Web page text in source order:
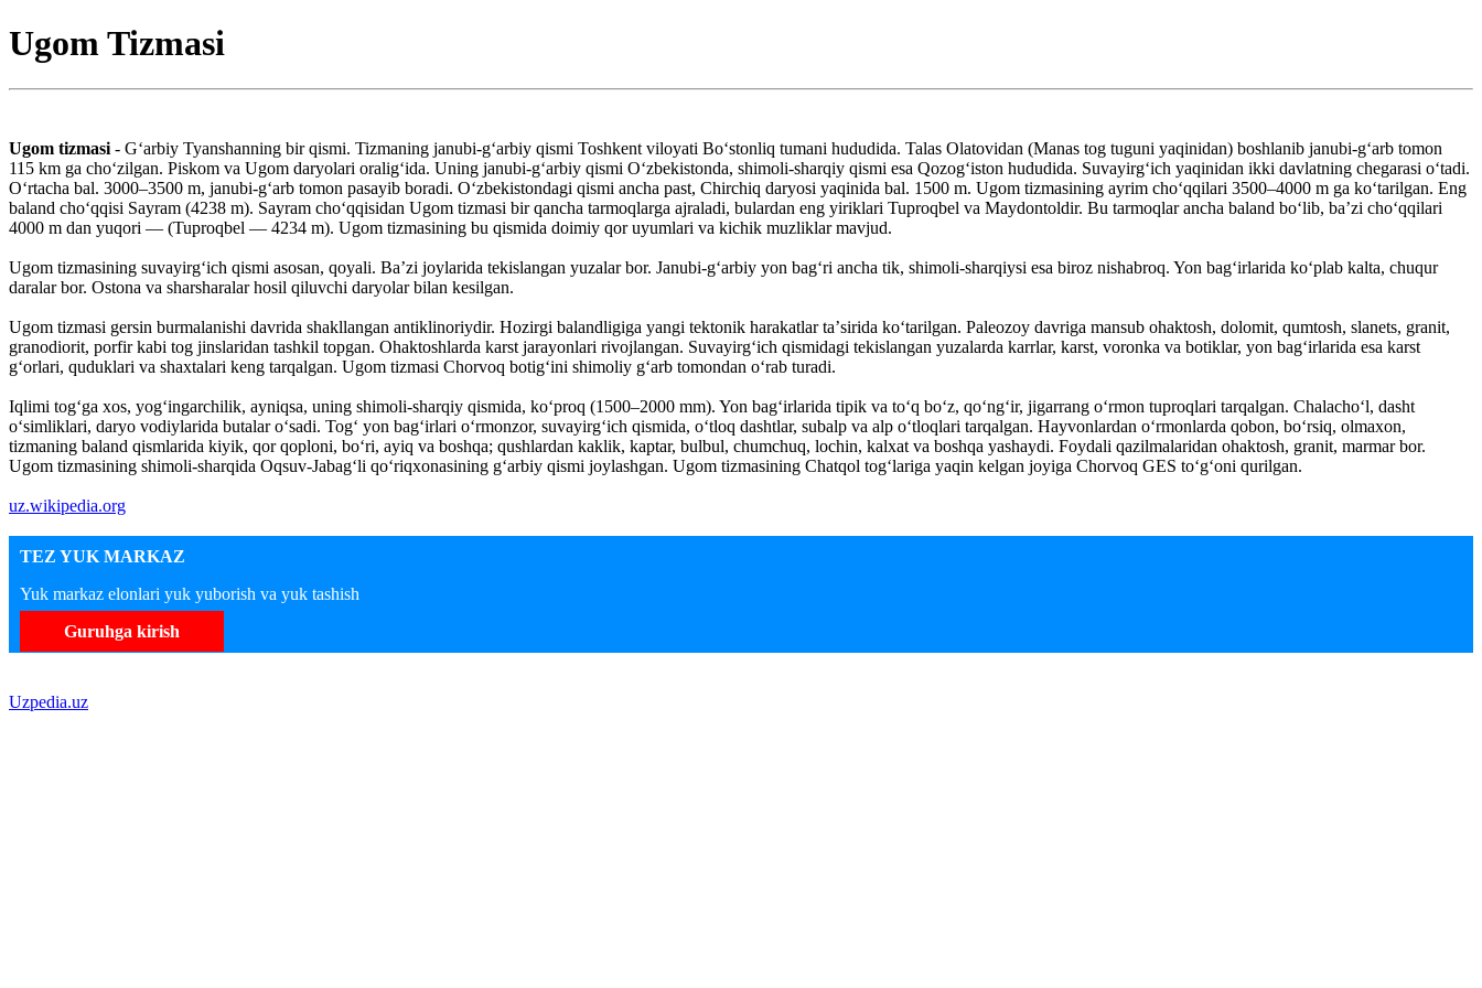
Ugom Tizmasi
Ugom tizmasi - Gʻarbiy Tyanshanning bir qismi. Tizmaning janubi-gʻarbiy qismi Toshkent viloyati Boʻstonliq tumani hududida. Talas Olatovidan (Manas tog tuguni yaqinidan) boshlanib janubi-gʻarb tomon
115 km ga choʻzilgan. Piskom va Ugom daryolari oraligʻida. Uning janubi-gʻarbiy qismi Oʻzbekistonda, shimoli-sharqiy qismi esa Qozogʻiston hududida. Suvayirgʻich yaqinidan ikki davlatning chegarasi oʻtadi.
Oʻrtacha bal. 3000–3500 m, janubi-gʻarb tomon pasayib boradi. Oʻzbekistondagi qismi ancha past, Chirchiq daryosi yaqinida bal. 1500 m. Ugom tizmasining ayrim choʻqqilari 3500–4000 m ga koʻtarilgan. Eng
baland choʻqqisi Sayram (4238 m). Sayram choʻqqisidan Ugom tizmasi bir qancha tarmoqlarga ajraladi, bulardan eng yiriklari Tuproqbel va Maydontoldir. Bu tarmoqlar ancha baland boʻlib, baʼzi choʻqqilari
4000 m dan yuqori — (Tuproqbel — 4234 m). Ugom tizmasining bu qismida doimiy qor uyumlari va kichik muzliklar mavjud.
Ugom tizmasining suvayirgʻich qismi asosan, qoyali. Baʼzi joylarida tekislangan yuzalar bor. Janubi-gʻarbiy yon bagʻri ancha tik, shimoli-sharqiysi esa biroz nishabroq. Yon bagʻirlarida koʻplab kalta, chuqur
daralar bor. Ostona va sharsharalar hosil qiluvchi daryolar bilan kesilgan.
Ugom tizmasi gersin burmalanishi davrida shakllangan antiklinoriydir. Hozirgi balandligiga yangi tektonik harakatlar taʼsirida koʻtarilgan. Paleozoy davriga mansub ohaktosh, dolomit, qumtosh, slanets, granit,
granodiorit, porfir kabi tog jinslaridan tashkil topgan. Ohaktoshlarda karst jarayonlari rivojlangan. Suvayirgʻich qismidagi tekislangan yuzalarda karrlar, karst, voronka va botiklar, yon bagʻirlarida esa karst
gʻorlari, quduklari va shaxtalari keng tarqalgan. Ugom tizmasi Chorvoq botigʻini shimoliy gʻarb tomondan oʻrab turadi.
Iqlimi togʻga xos, yogʻingarchilik, ayniqsa, uning shimoli-sharqiy qismida, koʻproq (1500–2000 mm). Yon bagʻirlarida tipik va toʻq boʻz, qoʻngʻir, jigarrang oʻrmon tuproqlari tarqalgan. Chalachoʻl, dasht
oʻsimliklari, daryo vodiylarida butalar oʻsadi. Togʻ yon bagʻirlari oʻrmonzor, suvayirgʻich qismida, oʻtloq dashtlar, subalp va alp oʻtloqlari tarqalgan. Hayvonlardan oʻrmonlarda qobon, boʻrsiq, olmaxon,
tizmaning baland qismlarida kiyik, qor qoploni, boʻri, ayiq va boshqa; qushlardan kaklik, kaptar, bulbul, chumchuq, lochin, kalxat va boshqa yashaydi. Foydali qazilmalaridan ohaktosh, granit, marmar bor.
Ugom tizmasining shimoli-sharqida Oqsuv-Jabagʻli qoʻriqxonasining gʻarbiy qismi joylashgan. Ugom tizmasining Chatqol togʻlariga yaqin kelgan joyiga Chorvoq GES toʻgʻoni qurilgan.
uz.wikipedia.org
TEZ YUK MARKAZ
Yuk markaz elonlari yuk yuborish va yuk tashish
Guruhga kirish
Uzpedia.uz